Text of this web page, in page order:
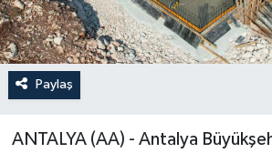
Paylaş
ANTALYA (AA) - Antalya